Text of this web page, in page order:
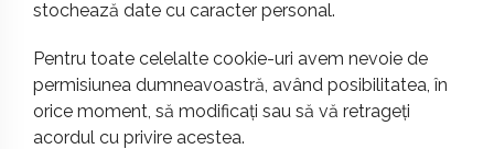
stochează date cu caracter personal.
Pentru toate celelalte cookie-uri avem nevoie de
permisiunea dumneavoastră, având posibilitatea, în
orice moment, să modificați sau să vă retrageți
acordul cu privire acestea.